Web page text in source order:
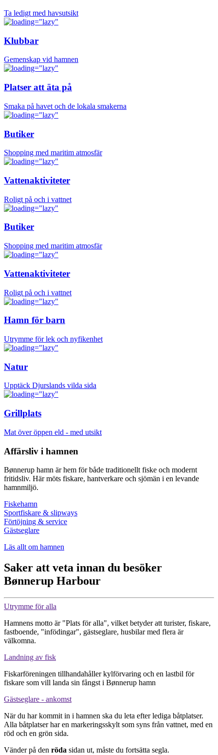
Ta ledigt med havsutsikt
Klubbar
Gemenskap vid hamnen
Platser att äta på
Smaka på havet och de lokala smakerna
Butiker
Shopping med maritim atmosfär
Vattenaktiviteter
Roligt på och i vattnet
Butiker
Shopping med maritim atmosfär
Vattenaktiviteter
Roligt på och i vattnet
Hamn för barn
Utrymme för lek och nyfikenhet
Natur
Upptäck Djurslands vilda sida
Grillplats
Mat över öppen eld - med utsikt
Affärsliv i hamnen
Bønnerup hamn är hem för både traditionellt fiske och modernt
fritidsliv. Här möts fiskare, hantverkare och sjömän i en levande
hamnmiljö.
Fiskehamn
Sportfiskare & slipways
Förtöjning & service
Gästseglare
Läs allt om hamnen
Saker att veta innan du besöker
Bønnerup Harbour
Utrymme för alla
Hamnens motto är "Plats för alla", vilket betyder att turister, fiskare,
fastboende, "infödingar", gästseglare, husbilar med flera är
välkomna.
Landning av fisk
Fiskarföreningen tillhandahåller kylförvaring och en lastbil för
fiskare som vill landa sin fångst i Bønnerup hamn
Gästseglare - ankomst
När du har kommit in i hamnen ska du leta efter lediga båtplatser.
Alla båtplatser har en markeringsskylt som syns från vattnet, med en
röd och en grön sida.
Vänder på den röda sidan ut, måste du fortsätta segla.